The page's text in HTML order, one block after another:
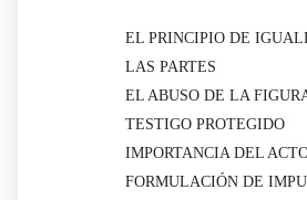
EL PRINCIPIO DE
LAS PARTES
EL ABUSO DE LA
TESTIGO PROTEGIDO
IMPORTANCIA DEL
FORMULACIÓN DE